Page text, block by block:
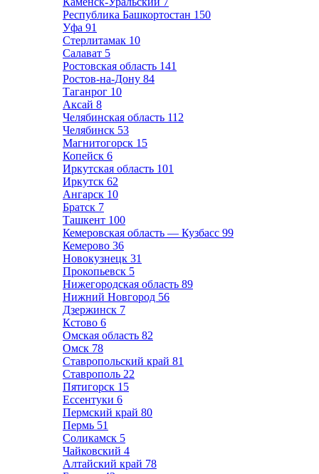
Республика Башкортостан 150
Уфа 91
Стерлитамак 10
Салават 5
Ростовская область 141
Ростов-на-Дону 84
Таганрог 10
Аксай 8
Челябинская область 112
Челябинск 53
Магнитогорск 15
Копейск 6
Иркутская область 101
Иркутск 62
Ангарск 10
Братск 7
Ташкент 100
Кемеровская область — Кузбасс 99
Кемерово 36
Новокузнецк 31
Прокопьевск 5
Нижегородская область 89
Нижний Новгород 56
Дзержинск 7
Кстово 6
Омская область 82
Омск 78
Ставропольский край 81
Ставрополь 22
Пятигорск 15
Ессентуки 6
Пермский край 80
Пермь 51
Соликамск 5
Чайковский 4
Алтайский край 78